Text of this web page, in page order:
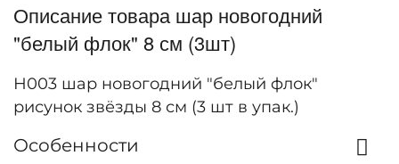
Описание товара шар новогодний
"белый флок" 8 см (3шт)
Н003 шар новогодний "белый флок"
рисунок звёзды 8 см (3 шт в упак.)
Особенности